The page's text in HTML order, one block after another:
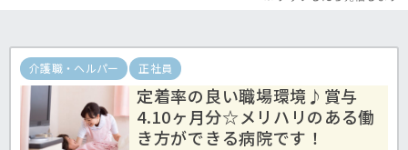
介護職・ヘルパー 正社員
定着率の良い職場環境♪賞与
4.10ヶ月分☆メリハリのある働
き方ができる病院です！